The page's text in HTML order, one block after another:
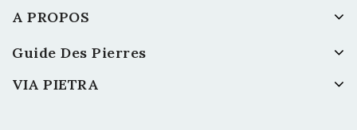
A PROPOS
Guide Des Pierres
VIA PIETRA